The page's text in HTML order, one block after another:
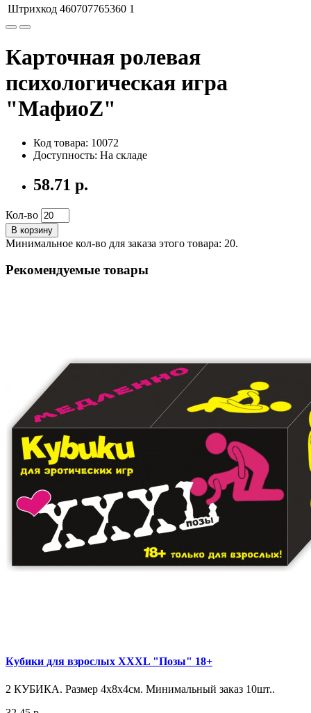
Штрихкод 460707765360 1
Карточная ролевая
психологическая игра
"МафиоZ"
Код товара: 10072
Доступность: На складе
58.71 р.
Кол-во
В корзину
Минимальное кол-во для заказа этого товара: 20.
Рекомендуемые товары
Кубики для взрослых XXXL "Позы" 18+
2 КУБИКА. Размер 4х8х4см. Минимальный заказ 10шт..